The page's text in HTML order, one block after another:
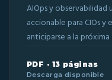
AIOps y observabilidad
accionable para CIOs y
anticiparse a la
PDF · 13 páginas
Descarga disponible